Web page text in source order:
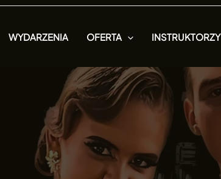
WYDARZENIA OFERTA INSTRUKTORZY